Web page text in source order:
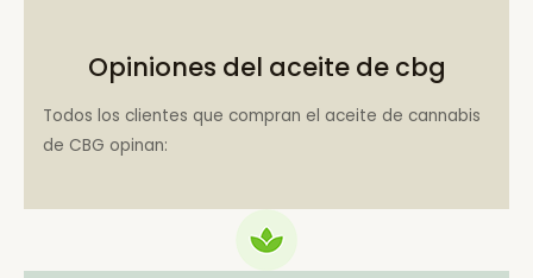
Opiniones del aceite de cbg
Todos los clientes que compran el aceite de cannabis
de CBG opinan: